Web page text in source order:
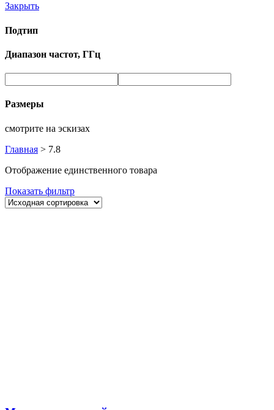
Закрыть
Подтип
Диапазон частот, ГГц
Размеры
смотрите на эскизах
Главная > 7.8
Отображение единственного товара
Показать фильтр